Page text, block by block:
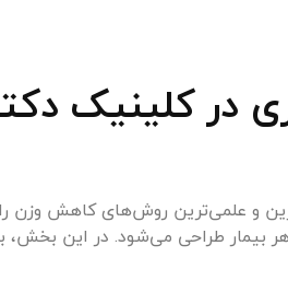
در کلینیک
و علمی‌ترین روش‌های کاهش وزن
بیمار طراحی می‌شود. در این بخش،